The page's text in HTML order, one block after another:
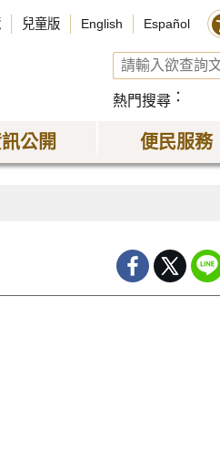
兒童版 English Español
熱門搜尋
公開 便民服務